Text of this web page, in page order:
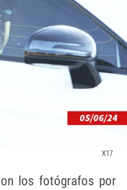
X17
los fotógrafos por